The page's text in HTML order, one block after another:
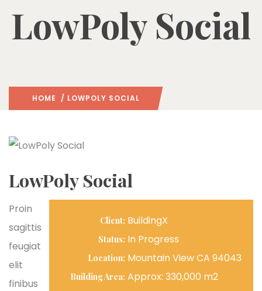
LowPoly Social
HOME / LOWPOLY SOCIAL
LowPoly Social
Client: BuildingX
Status: In Progress
Location: Mountain View CA 94043
Building Area: Approx: 330,000 m2
Proin
sagittis
feugiat
elit
finibus